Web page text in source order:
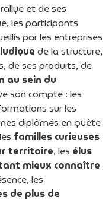
et de ses
les participants
par les entreprises
de la structure,
de ses produits, de
au sein du
son compte : les
sur les
diplômés en quête
familles curieuses
territoire, les élus
mieux connaître
les
de plus de